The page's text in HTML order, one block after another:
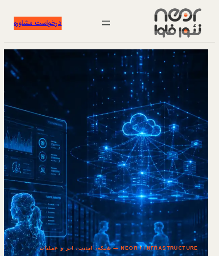
درخواست مشاوره
NEOR / INFRASTRUCTURE — شبکه، امنیت، ابر و عملیات